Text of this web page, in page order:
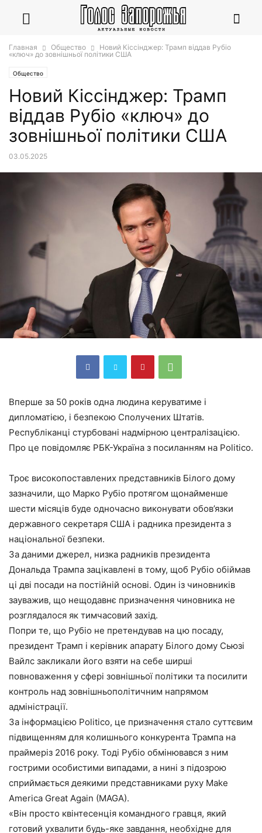
Главная Общество
Новий Кіссінджер: Трамп віддав Рубіо
«ключ» до зовнішньої політики США
Общество
Новий Кіссінджер: Трамп
віддав Рубіо «ключ» до
зовнішньої політики США
03.05.2025
Вперше за 50 років одна людина керуватиме і
дипломатією, і безпекою Сполучених Штатів.
Республіканці стурбовані надмірною централізацією.
Про це повідомляє РБК-Україна з посиланням на Politico.
Троє високопоставлених представників Білого дому
зазначили, що Марко Рубіо протягом щонайменше
шести місяців буде одночасно виконувати обов’язки
державного секретаря США і радника президента з
національної безпеки.
За даними джерел, низка радників президента
Дональда Трампа зацікавлені в тому, щоб Рубіо обіймав
ці дві посади на постійній основі. Один із чиновників
зауважив, що нещодавнє призначення чиновника не
розглядалося як тимчасовий захід.
Попри те, що Рубіо не претендував на цю посаду,
президент Трамп і керівник апарату Білого дому Сьюзі
Вайлс закликали його взяти на себе ширші
повноваження у сфері зовнішньої політики та посилити
контроль над зовнішньополітичним напрямом
адміністрації.
За інформацією Politico, це призначення стало суттєвим
підвищенням для колишнього конкурента Трампа на
праймеріз 2016 року. Тоді Рубіо обмінювався з ним
гострими особистими випадами, а нині з підозрою
сприймається деякими представниками руху Make
America Great Again (MAGA).
«Він просто квінтесенція командного гравця, який
готовий ухвалити будь-яке завдання, необхідне для